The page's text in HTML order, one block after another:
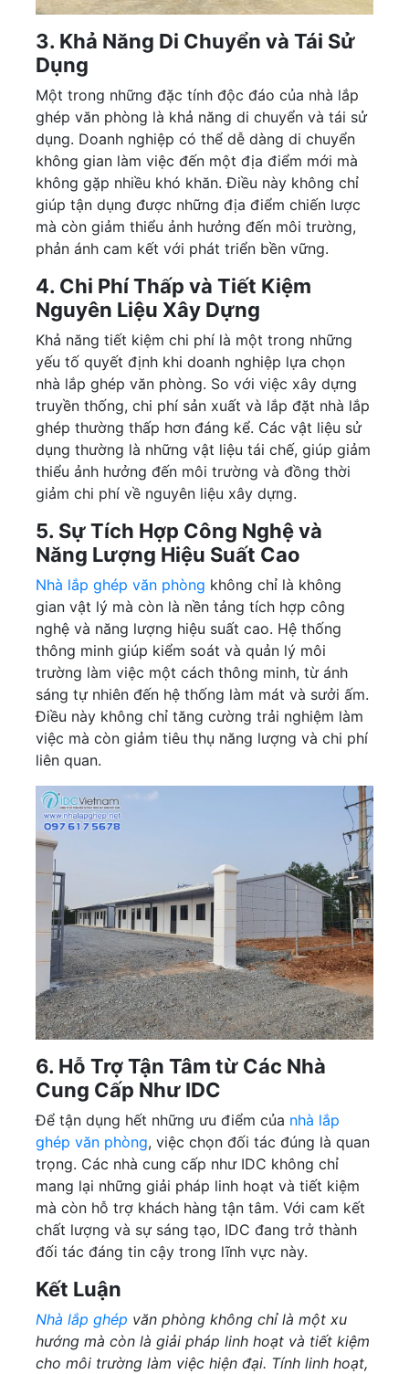
3. Khả Năng Di Chuyển và Tái Sử
Dụng
Một trong những đặc tính độc đáo của nhà lắp
ghép văn phòng là khả năng di chuyển và tái sử
dụng. Doanh nghiệp có thể dễ dàng di chuyển
không gian làm việc đến một địa điểm mới mà
không gặp nhiều khó khăn. Điều này không chỉ
giúp tận dụng được những địa điểm chiến lược
mà còn giảm thiểu ảnh hưởng đến môi trường,
phản ánh cam kết với phát triển bền vững.
4. Chi Phí Thấp và Tiết Kiệm
Nguyên Liệu Xây Dựng
Khả năng tiết kiệm chi phí là một trong những
yếu tố quyết định khi doanh nghiệp lựa chọn
nhà lắp ghép văn phòng. So với việc xây dựng
truyền thống, chi phí sản xuất và lắp đặt nhà lắp
ghép thường thấp hơn đáng kể. Các vật liệu sử
dụng thường là những vật liệu tái chế, giúp giảm
thiểu ảnh hưởng đến môi trường và đồng thời
giảm chi phí về nguyên liệu xây dựng.
5. Sự Tích Hợp Công Nghệ và
Năng Lượng Hiệu Suất Cao
Nhà lắp ghép văn phòng không chỉ là không
gian vật lý mà còn là nền tảng tích hợp công
nghệ và năng lượng hiệu suất cao. Hệ thống
thông minh giúp kiểm soát và quản lý môi
trường làm việc một cách thông minh, từ ánh
sáng tự nhiên đến hệ thống làm mát và sưởi ấm.
Điều này không chỉ tăng cường trải nghiệm làm
việc mà còn giảm tiêu thụ năng lượng và chi phí
liên quan.
6. Hỗ Trợ Tận Tâm từ Các Nhà
Cung Cấp Như IDC
Để tận dụng hết những ưu điểm của nhà lắp
ghép văn phòng, việc chọn đối tác đúng là quan
trọng. Các nhà cung cấp như IDC không chỉ
mang lại những giải pháp linh hoạt và tiết kiệm
mà còn hỗ trợ khách hàng tận tâm. Với cam kết
chất lượng và sự sáng tạo, IDC đang trở thành
đối tác đáng tin cậy trong lĩnh vực này.
Kết Luận
Nhà lắp ghép văn phòng không chỉ là một xu
hướng mà còn là giải pháp linh hoạt và tiết kiệm
cho môi trường làm việc hiện đại. Tính linh hoạt,